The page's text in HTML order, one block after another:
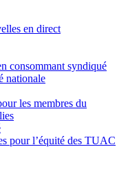
en direct
consommant syndiqué
nationale
les membres du
pour l’équité des TUAC